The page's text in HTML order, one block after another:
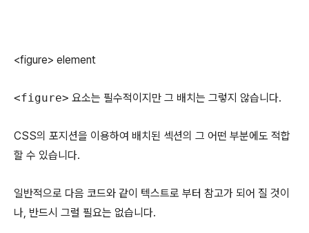
<figure> element
<figure> 요소는 필수적이지만 그 배치는 그렇지 않습니다.
CSS의 포지션을 이용하여 배치된 섹션의 그 어떤 부분에도 적합
할 수 있습니다.
일반적으로 다음 코드와 같이 텍스트로 부터 참고가 되어 질 것이
나, 반드시 그럴 필요는 없습니다.